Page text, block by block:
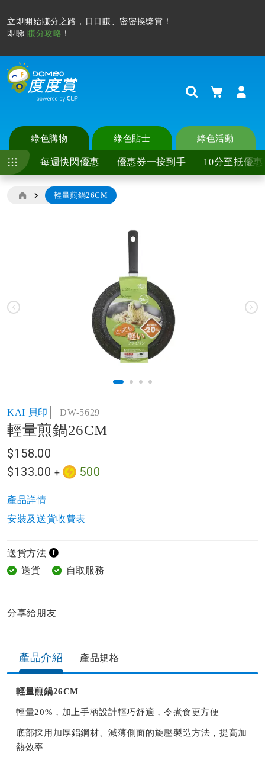
立即開始賺分之路，日日賺、密密換獎賞！
即睇 賺分攻略 ！
Search購物車
綠色購物
每週快閃優惠 優惠券一按到手 10分至抵優惠
綠色貼士 綠色活動
輕量煎鍋26CM
images
gallery
to
the
of
the
gallery
KAI 貝印 DW-5629
輕量煎鍋26CM
$158.00
$133.00 + 500
產品詳情​
安裝及送貨收費表
送貨方法
送貨
自取服務
分享給朋友​
產品介紹 產品規格​
輕量煎鍋26CM
輕量20%，加上手柄設計輕巧舒適，令煮食更方便
底部採用加厚鋁鋼材、減薄側面的旋壓製造方法，提高加
熱效率